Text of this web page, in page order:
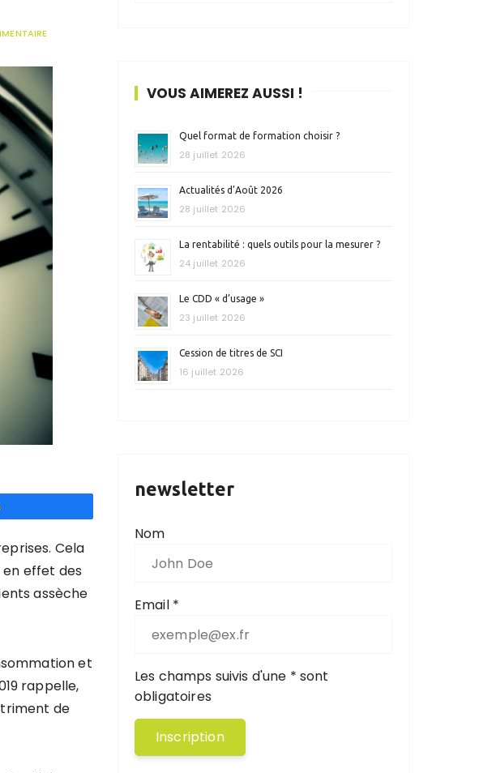
Cela
effet des
assèche
et
rappelle,
de
VOUS AIMEREZ AUSSI !
Quel format de formation choisir ?
28 juillet 2026
Actualités d’Août 2026
28 juillet 2026
La rentabilité : quels outils pour la mesurer ?
24 juillet 2026
Le CDD « d’usage »
23 juillet 2026
Cession de titres de SCI
16 juillet 2026
newsletter
Nom
Email *
Les champs suivis d'une * sont
obligatoires